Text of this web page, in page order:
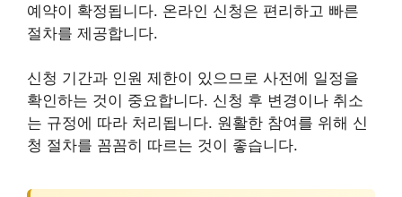
예약이 확정됩니다. 온라인 신청은 편리하고 빠른
절차를 제공합니다.
신청 기간과 인원 제한이 있으므로 사전에 일정을
확인하는 것이 중요합니다. 신청 후 변경이나 취소
는 규정에 따라 처리됩니다. 원활한 참여를 위해 신
청 절차를 꼼꼼히 따르는 것이 좋습니다.